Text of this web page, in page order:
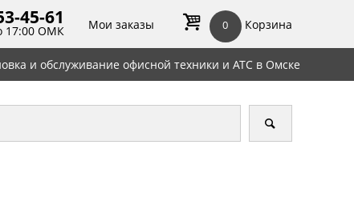
45-61
17:00 ОМК Мои заказы 0 Корзина
и обслуживание офисной техники и АТС в Омске